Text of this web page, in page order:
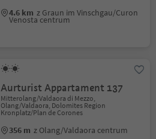
4.6 km z Graun im Vinschgau/Curon
Venosta centrum
Aurturist Appartament 137
Mitterolang/Valdaora di Mezzo,
Olang/Valdaora, Dolomites Region
Kronplatz/Plan de Corones
356 m z Olang/Valdaora centrum